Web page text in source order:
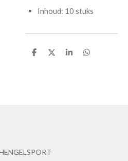
Inhoud: 10 stuks
D
D
S
D